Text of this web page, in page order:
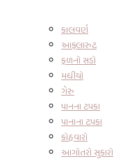
કાલવર્ણ
આફ્લારુટ
ફળનો સડો
મધીયો
ગેરુ
પાનના ટપકા
પાનાના ટપકા
કોહવારો
આગોતરો સુકારો